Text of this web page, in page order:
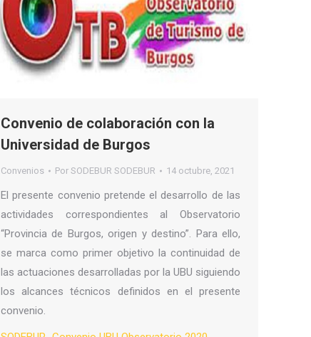
Convenio de colaboración con la
Universidad de Burgos
Convenios Por SODEBUR SODEBUR 14 octubre, 2021
El presente convenio pretende el desarrollo de las
actividades correspondientes al Observatorio
“Provincia de Burgos, origen y destino”. Para ello,
se marca como primer objetivo la continuidad de
las actuaciones desarrolladas por la UBU siguiendo
los alcances técnicos definidos en el presente
convenio.